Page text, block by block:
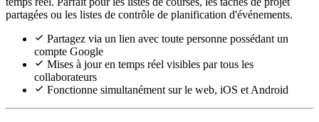
partagées ou les listes de contrôle de planification d'événements.
Partagez via un lien avec toute personne possédant un
compte Google
Mises à jour en temps réel visibles par tous les
collaborateurs
Fonctionne simultanément sur le web, iOS et Android